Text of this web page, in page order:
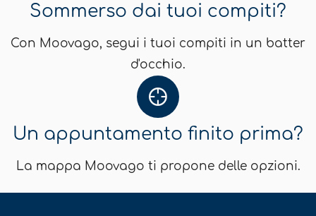
Sommerso dai tuoi compiti?
Con Moovago, segui i tuoi compiti in un batter
d'occhio.
Un appuntamento finito prima?
La mappa Moovago ti propone delle opzioni.